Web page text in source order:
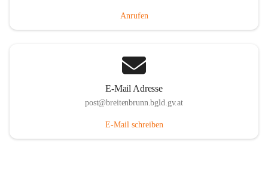
Anrufen
E-Mail Adresse
post@breitenbrunn.bgld.gv.at
E-Mail schreiben